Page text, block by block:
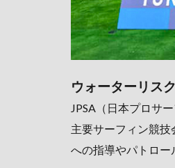
ウォーターリス
JPSA（日本プロサ
主要サーフィン競
への指導やパトロー